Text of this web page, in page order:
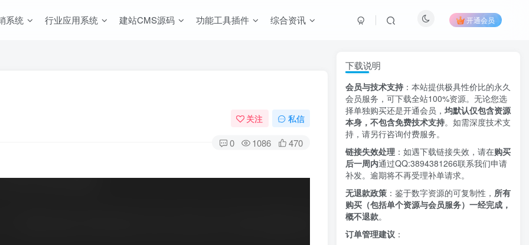
系统 行业应用系统 建站CMS源码 功能工具插件 综合资讯 开通会员
关注 私信
0 1086 470
下载说明
会员与技术支持 ：本站提供极具性价比的永久
会员服务，可下载全站100%资源。无论您选
择单独购买还是开通会员， 均默认仅包含资源
本身，不包含免费技术支持。如需深度技术支
持，请另行咨询付费服务。
链接失效处理 ：如遇下载链接失效，请在购买
后一周内通过QQ:3894381266联系我们申请
补发。逾期将不再受理补单请求。
无退款政策 ：鉴于数字资源的可复制性， 所有
购买（包括单个资源与会员服务）一经完成，
概不退款。
订单管理建议 ：